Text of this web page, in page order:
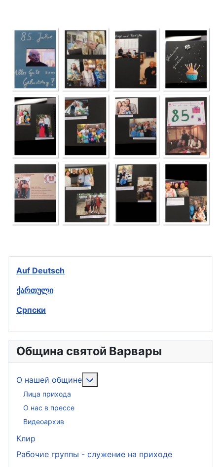
Auf Deutsch
ქართული
Српски
Община святой Варвары
О нашей общине
Лица прихода
О нас в прессе
Видеоархив
Клир
Рабочие группы - служение на приходе